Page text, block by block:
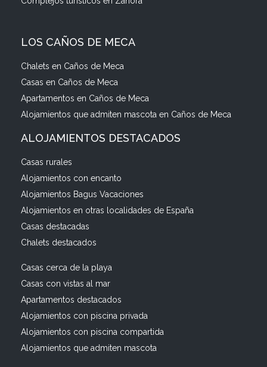
LOS CAÑOS DE MECA
Chalets en Caños de Meca
Casas en Caños de Meca
Apartamentos en Caños de Meca
Alojamientos que admiten mascota en Caños de Meca
ALOJAMIENTOS DESTACADOS
Casas rurales
Alojamientos con encanto
Alojamientos Bagus Vacaciones
Alojamientos en otras localidades de España
Casas destacadas
Chalets destacados
Casas cerca de la playa
Casas con vistas al mar
Apartamentos destacados
Alojamientos con piscina privada
Alojamientos con piscina compartida
Alojamientos que admiten mascota